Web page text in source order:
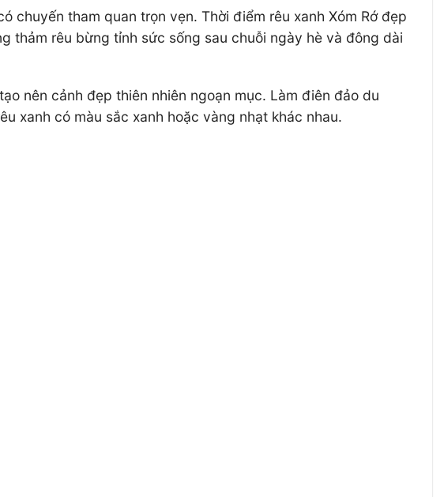
chuyến tham quan trọn vẹn. Thời điểm rêu xanh Xóm Rớ đẹp
thảm rêu bừng tỉnh sức sống sau chuỗi ngày hè và đông dài
nên cảnh đẹp thiên nhiên ngoạn mục. Làm điên đảo du
xanh có màu sắc xanh hoặc vàng nhạt khác nhau.